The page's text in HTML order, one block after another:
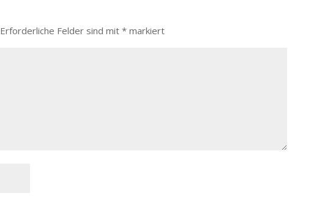
Erforderliche Felder sind mit* markiert